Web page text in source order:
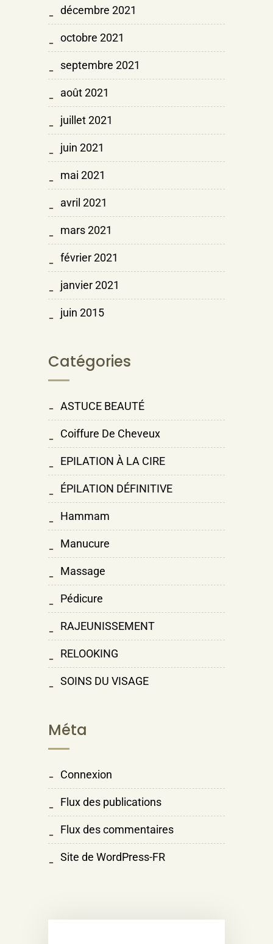
décembre 2021
octobre 2021
septembre 2021
août 2021
juillet 2021
juin 2021
mai 2021
avril 2021
mars 2021
février 2021
janvier 2021
juin 2015
Catégories
ASTUCE BEAUTÉ
Coiffure De Cheveux
EPILATION À LA CIRE
ÉPILATION DÉFINITIVE
Hammam
Manucure
Massage
Pédicure
RAJEUNISSEMENT
RELOOKING
SOINS DU VISAGE
Méta
Connexion
Flux des publications
Flux des commentaires
Site de WordPress-FR